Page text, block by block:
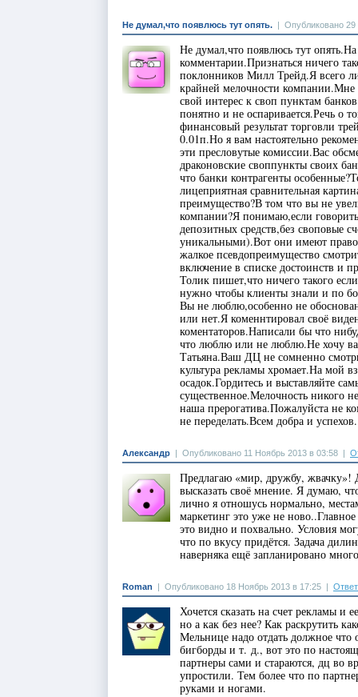
Не думал,что появлюсь тут опять. Опубликовано 29
Не думал,что появлюсь тут
комментарии.Признаться ничего
поклонников Милл Трейд.Я всего
крайней мелочности компании.Мне
свой интерес к своп пунктам
понятно и не оспаривается.Речь о
финансовый результат торговли
0.01п.Но я вам настоятельно
эти пресловутые комиссии.Вас
драконовские своппункты своих
что банки контрагенты
лицеприятная сравнительная
преимущество?В том что вы не
компании?Я понимаю,если
депозитных средств,без своповые
уникальными).Вот они имеют
жалкое псевдопреимущество
включение в списке достоинств и
Толик пишет,что ничего такого
нужно чтобы клиенты знали и по
Вы не люблю,особенно не
или нет.Я коменнтировал своё
коментаторов.Написали бы что
что люблю или не люблю.Не хочу
Татьяна.Ваш ДЦ не сомненно
культура рекламы хромает.На мой
осадок.Гордитесь и выставляйте
существенное.Мелочность никого
наша прерогатива.Пожалуйста не
не переделать.Всем добра и успехов.
Александр Опубликовано 11 Ноябрь 2013 в 03:58
Предлагаю «мир, дружбу, жвачку»!
высказать своё мнение. Я думаю,
лично я отношусь нормально,
маркетинг это уже не
это видно и похвально. Условия
что по вкусу придётся. Задача
наверняка ещё запланировано
Roman Опубликовано 18 Ноябрь 2013 в 17:25
Хочется сказать на счет рекламы и
но а как без нее? Как раскрутить
Мельнице надо отдать должное
бигборды и т. д., вот это по
партнеры сами и стараются, дц во
упростили. Тем более что по
руками и ногами.